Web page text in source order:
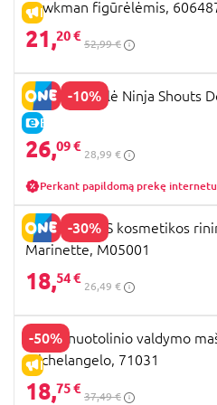
IŠPARDAVIMAS
Hawkman figūrėlėmis,
21,20 €
52,99 €
-10%
E-KAINA
TMNT figūrėlė Ninja Shouts
26,09 €
28,99 €
Perkant papildomą prekę internetu
-30%
MIRACULOUS kosmetikos
Marinette, M05001
18,54 €
26,49 €
-50%
IŠPARDAVIMAS
TMNT nuotolinio valdymo
Michelangelo, 71031
18,75 €
37,49 €